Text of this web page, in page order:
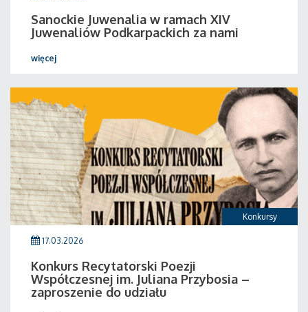
Sanockie Juwenalia w ramach XIV
Juwenaliów Podkarpackich za nami
więcej
Konkursy
17.03.2026
Konkurs Recytatorski Poezji
Współczesnej im. Juliana Przybosia –
zaproszenie do udziału